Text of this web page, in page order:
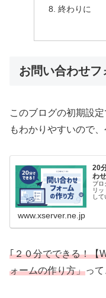
終わりに
お問い合わせフ
このブログの初期設
もわかりやすいので
20
わ
ブロ
リ
し
www.xserver.ne.jp
｢２０分でできる！【
ォームの作り方」っ